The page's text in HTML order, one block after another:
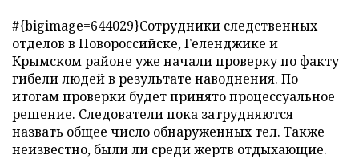
#{bigimage=644029}Сотрудники следственных
отделов в Новороссийске, Геленджике и
Крымском районе уже начали проверку по факту
гибели людей в результате наводнения. По
итогам проверки будет принято процессуальное
решение. Следователи пока затрудняются
назвать общее число обнаруженных тел. Также
неизвестно, были ли среди жертв отдыхающие.